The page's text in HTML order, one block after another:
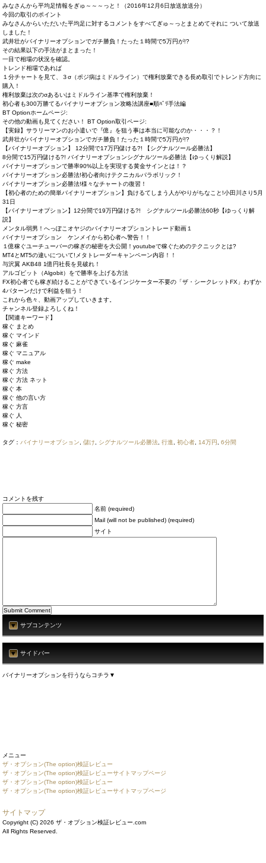
みなさんから平均足情報をぎゅ～～～っと！（2016年12月6日放送放送分）
今回の取引のポイント
みなさんからいただいた平均足に対するコメントをすべてぎゅ～っとまとめてそれに ついて放送
しました！
武井壮がバイナリーオプションでガチ勝負！たった１時間で5万円が!?
その結果以下の手法がまとまった！
一目で相場の状況を確認。
トレンド相場であれば
１分チャートを見て、３σ（ポジ病はミドルライン）で権利放棄できる長め取引でトレンド方向に
購入！
権利放棄は次のσあるいはミドルライン基準で権利放棄！
初心者も300万勝てるバイナリーオプション攻略法講座■順ﾊﾞﾘ手法編
BT Optionホームページ:
その他の動画も見てください！ BT Option取引ページ:
【実録】サラリーマンのお小遣いで『億』を狙う事は本当に可能なのか・・・？！
武井壮がバイナリーオプションでガチ勝負！たった１時間で5万円が!?
【バイナリーオプション】 12分間で17万円儲ける?! 【シグナルツール必勝法】
8分間で15万円儲ける?! バイナリーオプションシグナルツール必勝法【ゆっくり解説】
バイナリーオプションで勝率90%以上を実現する黄金サインとは！？
バイナリーオプション必勝法!初心者向けテクニカルパラボリック！
バイナリーオプション必勝法!様々なチャートの復習！
【初心者のための簡単バイナリーオプション】負けるてしまう人がやりがちなこと!小田川さり5月
31日
【バイナリーオプション】12分間で19万円儲ける?! シグナルツール必勝法60秒【ゆっくり解
説】
メンタル弱男！へっぽこオヤジのバイナリーオプショントレード動画１
バイナリーオプション ケンメイから初心者へ警告！！
１億稼ぐユーチューバーの稼ぎの秘密を大公開！youtubeで稼ぐためのテクニックとは?
MT4とMT5の違いについて!メタトレーダーキャンペーン内容！！
与沢翼 AKB48 1億円社長を見破れ！
アルゴビット（Algobit）をで勝率を上げる方法
FX初心者でも稼ぎ続けることができているインジケーター不要の「ザ・シークレットFX」わずか
4パターンだけで利益を狙う！
これから色々、動画アップしていきます。
チャンネル登録よろしくね！
【関連キーワード】
稼ぐ まとめ
稼ぐ マインド
稼ぐ 麻雀
稼ぐ マニュアル
稼ぐ make
稼ぐ 方法
稼ぐ 方法 ネット
稼ぐ 本
稼ぐ 他の言い方
稼ぐ 方言
稼ぐ 人
稼ぐ 秘密
タグ： バイナリーオプション ,儲け シグナルツール必勝法 ,行進 ,初心者 14万円 ,6分間
コメントを残す
名前 (required)
Mail (will not be published) (required)
サイト
サブコンテンツ
サイドバー
バイナリーオプションを行うならコチラ▼
メニュー
ザ・オプション(The option)検証レビュー
ザ・オプション(The option)検証レビューサイトマップページ
ザ・オプション(The option)検証レビュー
ザ・オプション(The option)検証レビューサイトマップページ
サイトマップ
Copyright (C) 2026 ザ・オプション検証レビュー.com
All Rights Reserved.